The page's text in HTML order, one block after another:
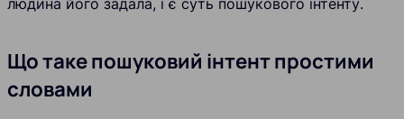
Що таке пошуковий інтент простими
словами